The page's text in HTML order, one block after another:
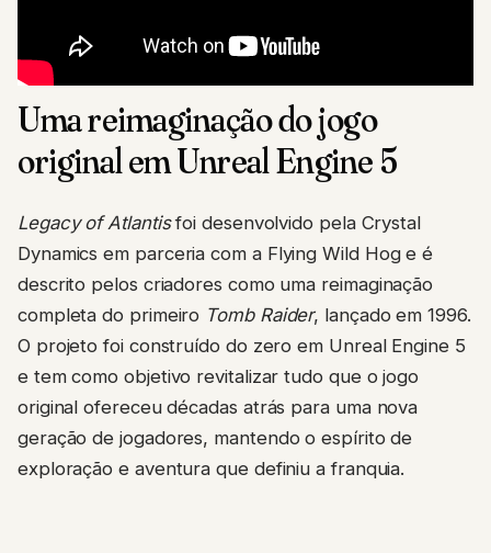
Uma reimaginação do jogo
original em Unreal Engine 5
Legacy of Atlantisfoi desenvolvido pela Crystal
Dynamics em parceria com a Flying Wild Hog e é
descrito pelos criadores como uma reimaginação
completa do primeiro Tomb Raider, lançado em 1996.
O projeto foi construído do zero em Unreal Engine 5
e tem como objetivo revitalizar tudo que o jogo
original ofereceu décadas atrás para uma nova
geração de jogadores, mantendo o espírito de
exploração e aventura que definiu a franquia.